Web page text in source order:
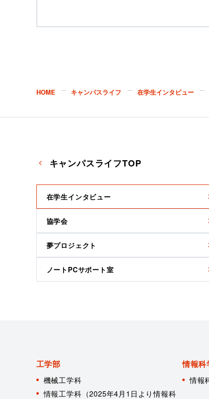
HOME キャンパスライフ 在学生インタビュー
キャンパスライフTOP
在学生インタビュー
協学会
夢プロジェクト
ノートPCサポート室
工学部
機械工学科
情報工学科（2025年4月1日より情報科
情報科
情報